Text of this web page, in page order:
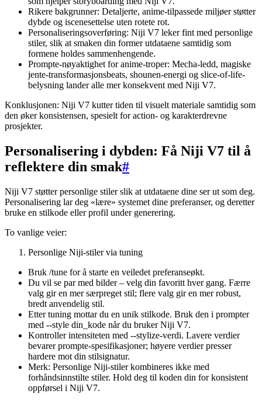
Rikere bakgrunner: Detaljerte, anime-tilpassede miljøer støtter
dybde og iscenesettelse uten rotete rot.
Personaliseringsoverføring: Niji V7 leker fint med personlige
stiler, slik at smaken din former utdataene samtidig som
formene holdes sammenhengende.
Prompte-nøyaktighet for anime-troper: Mecha-ledd, magiske
jente-transformasjonsbeats, shounen-energi og slice-of-life-
belysning lander alle mer konsekvent med Niji V7.
Konklusjonen: Niji V7 kutter tiden til visuelt materiale samtidig som
den øker konsistensen, spesielt for action- og karakterdrevne
prosjekter.
Personalisering i dybden: Få Niji V7 til å
reflektere din smak#
Niji V7 støtter personlige stiler slik at utdataene dine ser ut som deg.
Personalisering lar deg «lære» systemet dine preferanser, og deretter
bruke en stilkode eller profil under generering.
To vanlige veier:
Personlige Niji-stiler via tuning
Bruk /tune for å starte en veiledet preferanseøkt.
Du vil se par med bilder – velg din favoritt hver gang. Færre
valg gir en mer særpreget stil; flere valg gir en mer robust,
bredt anvendelig stil.
Etter tuning mottar du en unik stilkode. Bruk den i prompter
med --style din_kode når du bruker Niji V7.
Kontroller intensiteten med --stylize-verdi. Lavere verdier
bevarer prompte-spesifikasjoner; høyere verdier presser
hardere mot din stilsignatur.
Merk: Personlige Niji-stiler kombineres ikke med
forhåndsinnstilte stiler. Hold deg til koden din for konsistent
oppførsel i Niji V7.